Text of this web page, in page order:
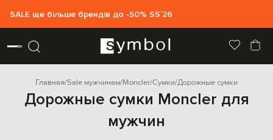
SALE ще більше брендів до -50% SS`26
Главная Sale мужчинам Moncler Сумки Дорожные сумки
Дорожные сумки Moncler для
мужчин